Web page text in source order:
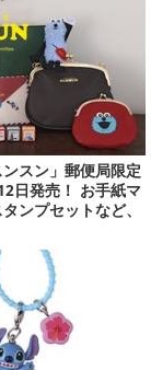
ンスン」郵便局限定
日発売！ お手紙マ
ンプセットなど、
アイテムがライン